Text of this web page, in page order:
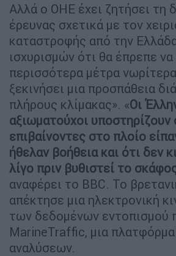
Αλλά ο ΟΗΕ έχει ζητήσει τη
έρευνας σχετικά με τον
καταστροφής από την
ισχυρισμών ότι θα έπρεπε να
περισσότερα μέτρα
ξεκινήσει μια προσπάθεια
πλήρους κλίμακας». «Οι
αξιωματούχοι υποστηρίζουν
επιβαίνοντες στο πλοίο
ήθελαν βοήθεια και ότι δεν
λίγο πριν βυθιστεί το
αναφέρει το BBC. Το
απέκτησε μια ηλεκτρονική
των δεδομένων εντοπισμού
MarineTraffic, μια
αναλύσεων.